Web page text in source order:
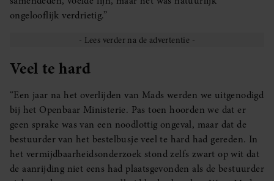
ongelooflijk verdrietig.”
Veel te hard
“Een jaar na het overlijden van Mads werden we uitgenodigd
bij het Openbaar Ministerie. Pas toen hoorden we dat er
geen sprake was van een noodlottig ongeval, maar dat de
bestuurder van het bestelbusje veel te hard had gereden. In
het vermijdbaarheidsonderzoek stond zelfs zwart op wit dat
de aanrijding niet eens had plaatsgevonden als de bestuurder